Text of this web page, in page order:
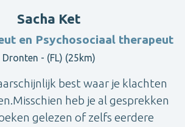
Sacha Ket
en Psychosociaal therapeut
Dronten - (FL) (25km)
best waar je klachten
heb je al gesprekken
gelezen of zelfs eerdere